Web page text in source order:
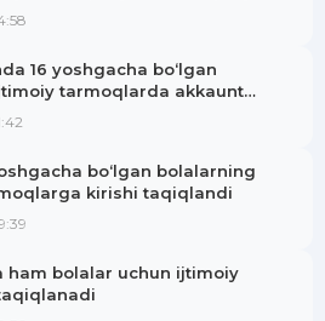
16 yoshgacha bo‘lgan
tarmoqlarda akkaunt
bo‘lgan bolalarning
kirishi taqiqlandi
ham bolalar uchun ijtimoiy